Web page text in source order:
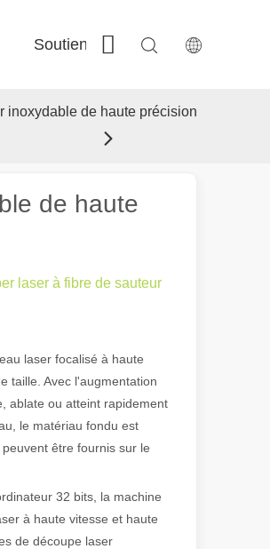
Soutien Contactez-nous
inoxydable de haute précision
moderne, les machines de
de haute
laser à fibre de sauteur
laser focalisé à haute
taille. Avec l'augmentation
ablate ou atteint rapidement
le matériau fondu est
être fournis sur le
32 bits, la machine
à haute vitesse et haute
de découpe laser